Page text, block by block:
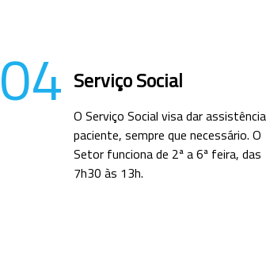
04 Serviço Social
O Serviço Social visa dar
paciente, sempre que necessário. O
Setor funciona de 2ª a 6ª feira, das
7h30 às 13h.